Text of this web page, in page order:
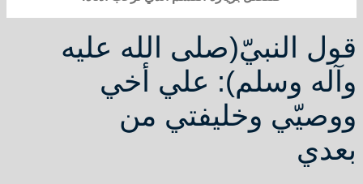
قول النبيّ(صلى الله عليه
وآله وسلم): علي أخي
ووصيّي وخليفتي من
بعدي